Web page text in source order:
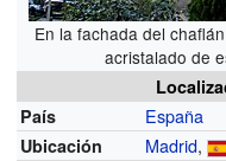
En la fachada del
acristalado de
País
España
Ubicación Madrid,